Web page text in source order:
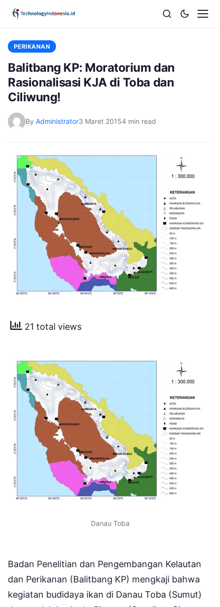
PERIKANAN
Balitbang KP: Moratorium dan
Rasionalisasi KJA di Toba dan
Ciliwung!
By Administrator3 Maret 20154 min read
21 total views
Danau Toba
Badan Penelitian dan Pengembangan Kelautan
dan Perikanan (Balitbang KP) mengkaji bahwa
kegiatan budidaya ikan di Danau Toba (Sumut)